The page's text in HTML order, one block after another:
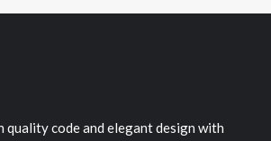
quality code and elegant design with